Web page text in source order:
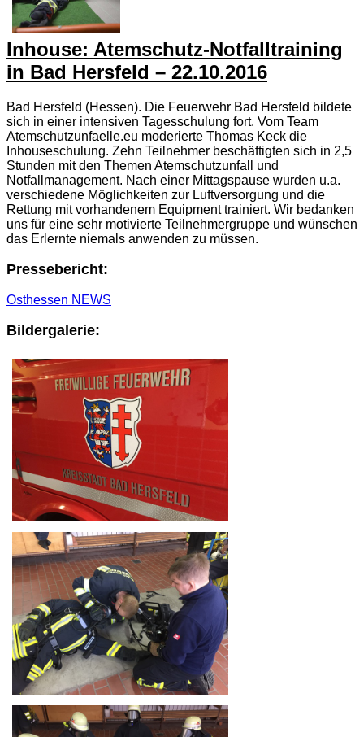
Inhouse: Atemschutz-Notfalltraining
in Bad Hersfeld – 22.10.2016
Bad Hersfeld (Hessen). Die Feuerwehr Bad Hersfeld bildete
sich in einer intensiven Tagesschulung fort. Vom Team
Atemschutzunfaelle.eu moderierte Thomas Keck die
Inhouseschulung. Zehn Teilnehmer beschäftigten sich in 2,5
Stunden mit den Themen Atemschutzunfall und
Notfallmanagement. Nach einer Mittagspause wurden u.a.
verschiedene Möglichkeiten zur Luftversorgung und die
Rettung mit vorhandenem Equipment trainiert. Wir bedanken
uns für eine sehr motivierte Teilnehmergruppe und wünschen
das Erlernte niemals anwenden zu müssen.
Pressebericht:
Osthessen NEWS
Bildergalerie: